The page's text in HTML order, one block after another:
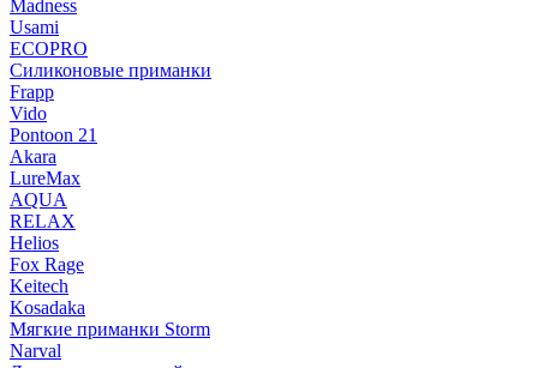
Madness
Usami
ECOPRO
Силиконовые приманки
Frapp
Vido
Pontoon 21
Akara
LureMax
AQUA
RELAX
Helios
Fox Rage
Keitech
Kosadaka
Мягкие приманки Storm
Narval